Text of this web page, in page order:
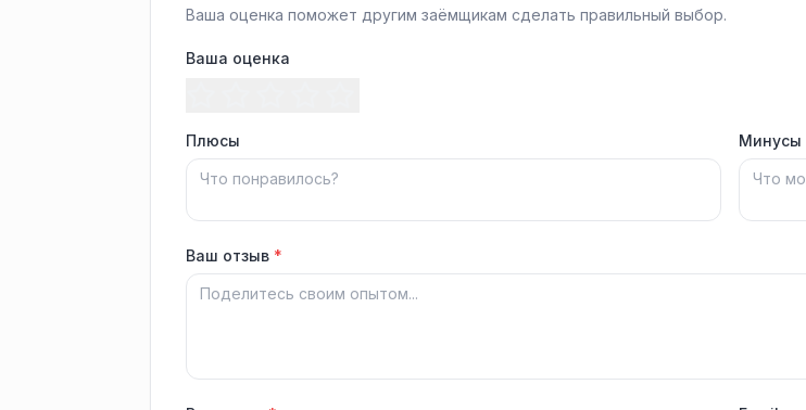
Ваша оценка поможет другим заёмщикам сделать правильный выбор.
Ваша оценка
Плюсы Минусы
Ваш отзыв *